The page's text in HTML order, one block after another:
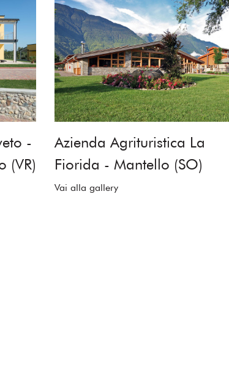
-
(VR)
Azienda Agrituristica La
Fiorida - Mantello (SO)
Vai alla gallery